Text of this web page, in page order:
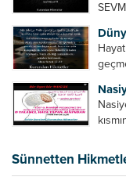
denir.
Sünnetten